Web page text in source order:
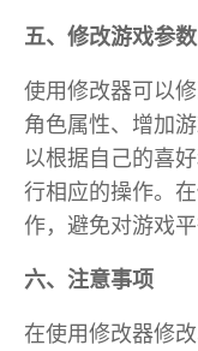
五、修改游戏参数
使用修改器可以
角色属性、增加
以根据自己的喜
行相应的操作。
作，避免对游戏
六、注意事项
在使用修改器修